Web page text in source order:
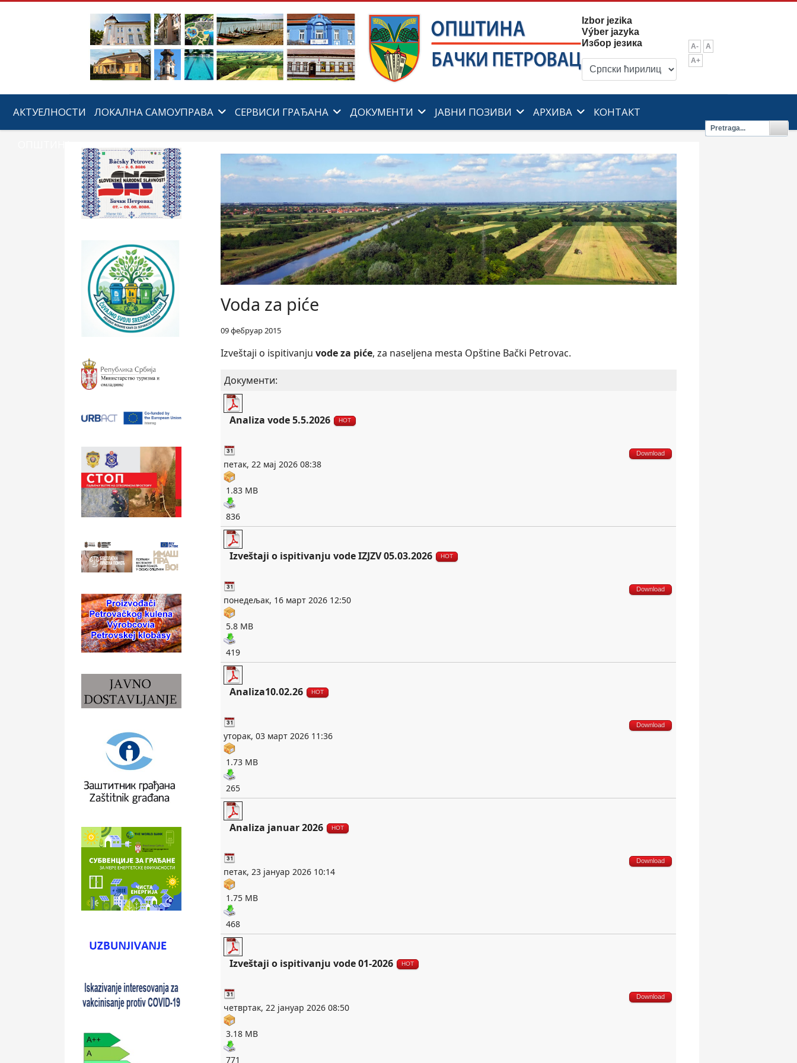
Izbor jezika
Výber jazyka
Избор језика
A-
A
A+
АКТУЕЛНОСТИ ЛОКАЛНА САМОУПРАВА СЕРВИСИ ГРАЂАНА ДОКУМЕНТИ ЈАВНИ ПОЗИВИ АРХИВА КОНТАКТ
Voda za piće
09 фебруар 2015
Izveštaji o ispitivanjuvode za piće, za naseljena mesta Opštine Bački Petrovac.
Документи:
Analiza vode 5.5.2026 HOT
петак, 22 мај 2026 08:38
1.83 MB
836
Download
Izveštaji o ispitivanju vode IZJZV 05.03.2026 HOT
понедељак, 16 март 2026 12:50
5.8 MB
419
Download
Analiza10.02.26 HOT
уторак, 03 март 2026 11:36
1.73 MB
265
Download
Analiza januar 2026 HOT
петак, 23 јануар 2026 10:14
1.75 MB
468
Download
Izveštaji o ispitivanju vode 01-2026 HOT
четвртак, 22 јануар 2026 08:50
3.18 MB
771
Download